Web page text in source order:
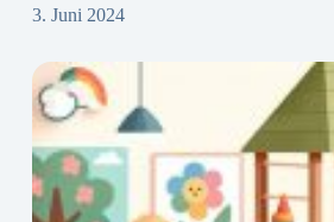
3. Juni 2024